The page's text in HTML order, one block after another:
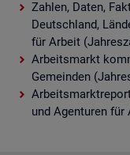
Zahlen, Daten,
Deutschland,
für Arbeit
Arbeitsmarkt
Gemeinden
und Agenturen